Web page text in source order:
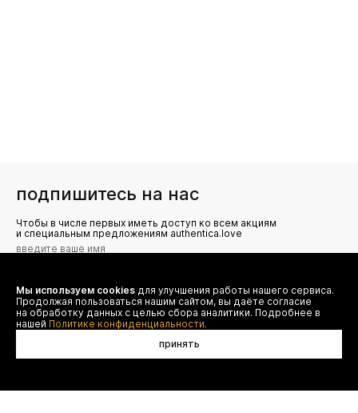
подпишитесь на нас
Чтобы в числе первых иметь доступ ко всем акциям
и специальным предложениям authentica.love
Я даю согласие на сбор, обработку и хранение моих
персональных данных (имя, email, телефон) для получения
рекламных и информационных рассылок от ООО 'БТ
Юнайтед', а также ознакомлен(а) с
Политикой конфиденциальности
Мы используем cookies для улучшения работы нашего сервиса.
Продолжая пользоваться нашим сайтом, вы даёте согласие
на обработку данных с целью сбора аналитики. Подробнее в
нашей Политике конфиденциальности.
принять